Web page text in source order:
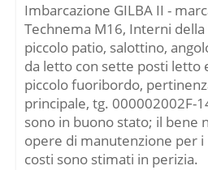
Imbarcazione GILBA II -
Technema M16, Interni
piccolo patio, salottino,
da letto con sette posti letto
piccolo fuoribordo,
principale, tg. 000002002F-
sono in buono stato; il bene
opere di manutenzione per i
costi sono stimati in perizia.